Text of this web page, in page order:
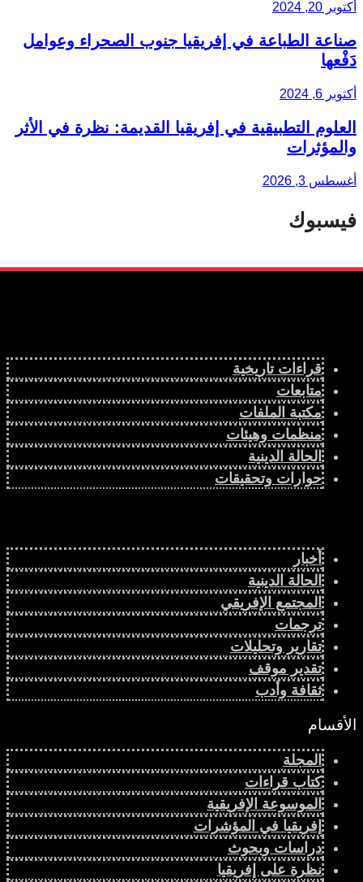
أكتوبر 20, 2024
صناعة الطباعة في إفريقيا جنوب الصحراء وعوامل
دَفْعها
أكتوبر 6, 2024
العلوم التطبيقية في إفريقيا القديمة: نظرة في الأثر
والمؤثرات
أغسطس 3, 2026
فيسبوك
قراءات تاريخية
متابعات
مكتبة الملفات
منظمات وهيئات
الحالة الدينية
حوارات وتحقيقات
أخبار
الحالة الدينية
المجتمع الإفريقي
ترجمات
تقارير وتحليلات
تقدير موقف
ثقافة وأدب
الأقسام
المجلة
كتاب قراءات
الموسوعة الإفريقية
إفريقيا في المؤشرات
دراسات وبحوث
نظرة على إفريقيا